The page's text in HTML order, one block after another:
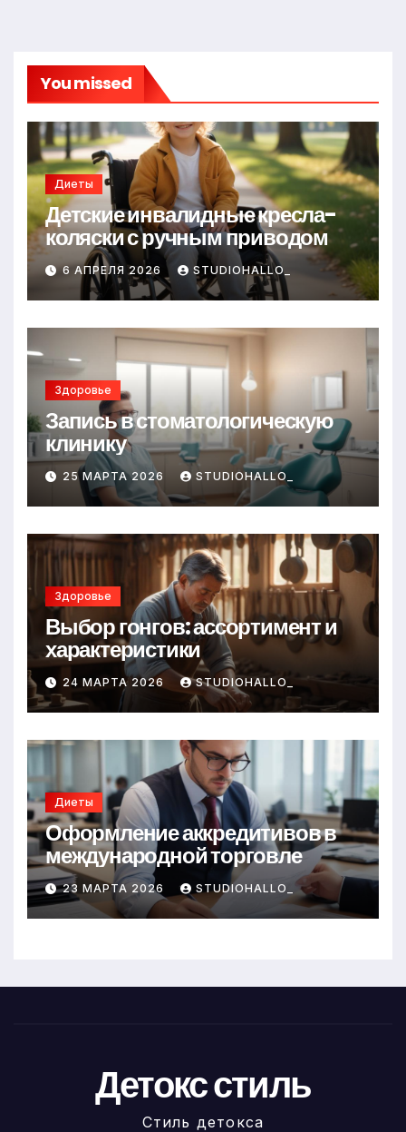
You missed
Диеты
Детские инвалидные кресла-
коляски с ручным приводом
6 АПРЕЛЯ 2026 STUDIOHALLO_
Здоровье
Запись в стоматологическую
клинику
25 МАРТА 2026 STUDIOHALLO_
Здоровье
Выбор гонгов: ассортимент и
характеристики
24 МАРТА 2026 STUDIOHALLO_
Диеты
Оформление аккредитивов в
международной торговле
23 МАРТА 2026 STUDIOHALLO_
Детокс стиль
Стиль детокса